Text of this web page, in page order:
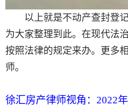
以上就是不动产查封登记
为大家整理到此。在现代法
按照法律的规定来办。更多
师。
徐汇房产律师视角：2022年